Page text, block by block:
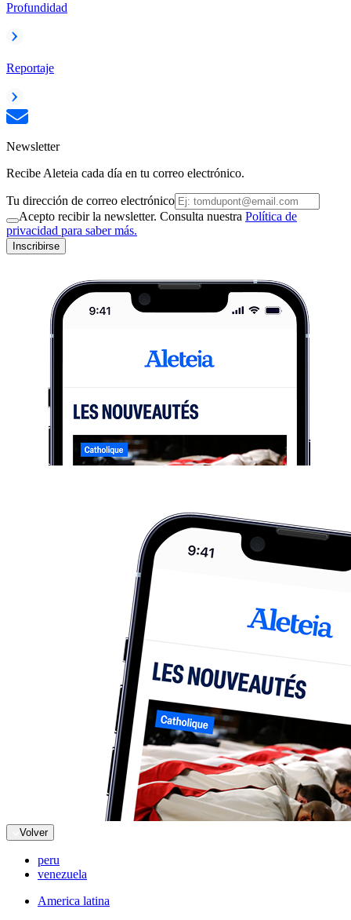
Profundidad
Reportaje
Newsletter
Recibe Aleteia cada día en tu correo electrónico.
Tu dirección de correo electrónico
Acepto recibir la newsletter. Consulta nuestra Política de
privacidad para saber más.
Inscribirse
Volver
peru
venezuela
America latina